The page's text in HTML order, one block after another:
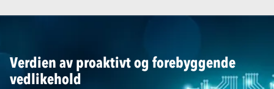
Verdien av proaktivt og forebyggende
vedlikehold